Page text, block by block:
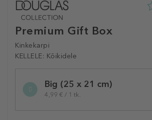
Premium Gift Box
Kinkekarpi
KELLELE: Kõikidele
variationBig (25 x 21 cm)
4,99 € / 1 tk.